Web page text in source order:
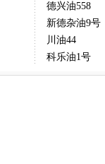
德兴油558
新德杂油9号
川油44
科乐油1号